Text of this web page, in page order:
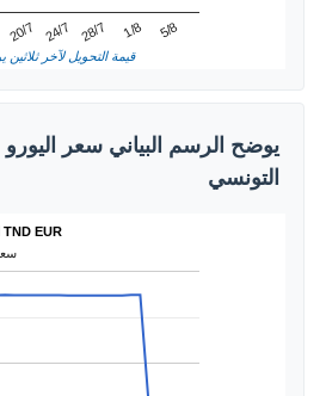
20/7 24/7 28/7 1/8 5/8
قيمة التحويل لآخر ثلاثين
يوضح الرسم البياني سعر اليورو
التونسي
المخطط البياني TND EUR